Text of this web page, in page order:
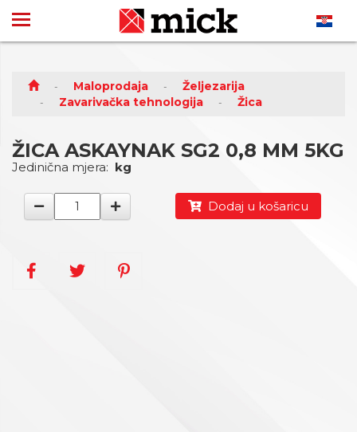
Maloprodaja
Željezarija
Zavarivačka tehnologija
Žica
ŽICA ASKAYNAK SG2 0,8 MM 5KG
Jedinična mjera: kg
Dodaj u košaricu